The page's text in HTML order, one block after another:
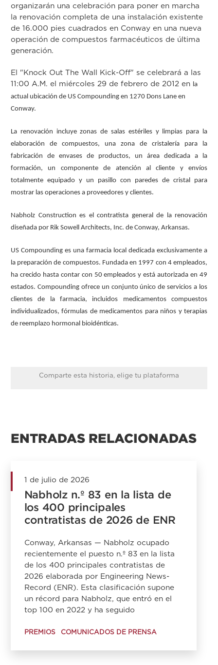
organizarán una celebración para poner en marcha
la renovación completa de una instalación existente
de 16.000 pies cuadrados en Conway en una nueva
operación de compuestos farmacéuticos de última
generación.
El "Knock Out The Wall Kick-Off" se celebrará a las
11:00 A.M. el miércoles 29 de febrero de 2012 en la
actual ubicación de US Compounding en 1270 Dons Lane en
Conway.
La renovación incluye zonas de salas estériles y limpias para la
elaboración de compuestos, una zona de cristalería para la
fabricación de envases de productos, un área dedicada a la
formación, un componente de atención al cliente y envíos
totalmente equipado y un pasillo con paredes de cristal para
mostrar las operaciones a proveedores y clientes.
Nabholz Construction es el contratista general de la renovación
diseñada por Rik Sowell Architects, Inc. de Conway, Arkansas.
US Compounding es una farmacia local dedicada exclusivamente a
la preparación de compuestos. Fundada en 1997 con 4 empleados,
ha crecido hasta contar con 50 empleados y está autorizada en 49
estados. Compounding ofrece un conjunto único de servicios a los
clientes de la farmacia, incluidos medicamentos compuestos
individualizados, fórmulas de medicamentos para niños y terapias
de reemplazo hormonal bioidénticas.
Comparte esta historia, elige tu plataforma
ENTRADAS RELACIONADAS
1 de julio de 2026
Nabholz n.º 83 en la lista de
los 400 principales
contratistas de 2026 de ENR
Conway, Arkansas — Nabholz ocupado
recientemente el puesto n.º 83 en la lista
de los 400 principales contratistas de
2026 elaborada por Engineering News-
Record (ENR). Esta clasificación supone
un récord para Nabholz, que entró en el
top 100 en 2022 y ha seguido
PREMIOS COMUNICADOS DE PRENSA